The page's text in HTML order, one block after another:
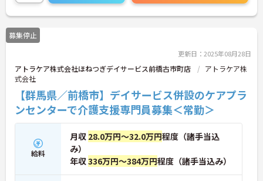
募集停止
更新日：2025年08月28日
アトラケア株式会社ほねつぎデイサービス前橋古市町店
アトラケア株
式会社
【群馬県／前橋市】デイサービス併設のケアプラ
ンセンターで介護支援専門員募集＜常勤＞
給料
月収 28.0万円～32.0万円程度（諸手当込
み）
年収336万円～384万円程度（諸手当込み）